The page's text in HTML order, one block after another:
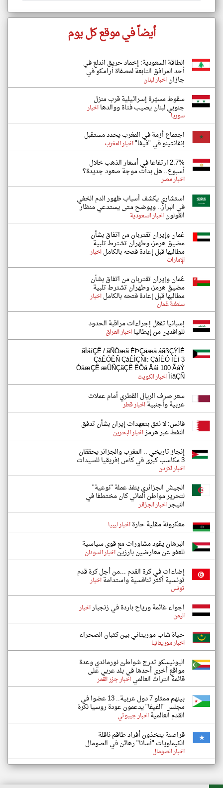
أيضاً في موقع كل يوم
‏الطاقة السعودية: إخماد حريق اندلع في
أحد المرافق التابعة لمصفاة أرامكو في
جازاناخبار لبنان
سقوط مسيّرة إسرائيلية قرب منزل
جنوبي لبنان يصيب فتاة ووالدهااخبار
سوريا
اجتماع أزمة في المغرب يحدد مستقبل
إنفانتينو في "فيفا"اخبار المغرب
2.7% ارتفاعا في أسعار الذهب خلال
أسبوع.. هل بدأت موجة صعود جديدة؟
اخبار مصر
استشاري يكشف أسباب ظهور الدم الخفي
في البراز.. ويوضح متى يستدعي منظار
القولوناخبار السعودية
عُمان وإيران تقتربان من اتفاق بشأن
مضيق هرمز، وطهران تشترط تلبية
مطالبها قبل إعادة فتحه بالكاملاخبار
الإمارات
عُمان وإيران تقتربان من اتفاق بشأن
مضيق هرمز، وطهران تشترط تلبية
مطالبها قبل إعادة فتحه بالكاملاخبار
سلطنة عُمان
إسبانيا تفعّل إجراءات مراقبة الحدود
للوافدين من إيطاليااخبار العراق
ãÍáíÇÊ / ãÑÓæã ÈÞÇäæä áãßÇÝÍÉ
ÇáÊÓÊÑ ÇáÊÌÇÑí: ÇáÍÈÓ ÍÊì 3
ÓäæÇÊ æÛÑÇãÇÊ ÊÕá Åáì 100 ÃáÝ
ÏíäÇÑاخبار الكويت
سعر صرف الريال القطري أمام عملات
عربية وأجنبيةاخبار قطر
فانس: لا نثق بتعهدات إيران بشأن تدفق
النفط عبر هرمزاخبار البحرين
إنجاز تاريخي .. المغرب والجزائر يحققان
3 مكاسب كبرى في كأس إفريقيا للسيدات
اخبار الاردن
الجيش الجزائري ينفذ عملة "نوعية"
لتحرير مواطن ألماني كان مختطفا في
النيجراخبار الجزائر
معكرونة مقلية حارةاخبار ليبيا
البرهان يقود مشاورات مع قوى سياسية
للعفو عن معارضين بارزيناخبار السودان
إضاءات في كرة القدم ...من أجل كرة قدم
تونسية أكثر تنافسية واستدامةاخبار
تونس
اجواء غائمة ورياح باردة في زنجباراخبار
اليمن
حياة شاب موريتاني بين كثبان الصحراء
اخبار موريتانيا
اليونيسكو تدرج شواطئ نورماندي وعدة
مواقع أخرى أحدها في بلد عربي على
قائمة التراث العالمياخبار جزر القمر
بينهم ممثلو 7 دول عربية.. 13 عضوا في
مجلس "الفيفا" يدعمون عودة روسيا لكرة
القدم العالميةاخبار جيبوتي
قراصنة يتخذون أفراد طاقم ناقلة
الكيماويات "أسانا" رهائن في الصومال
اخبار الصومال